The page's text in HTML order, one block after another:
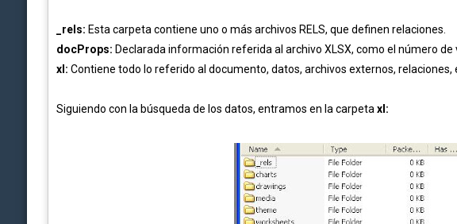
_rels: Esta carpeta contiene uno o más archivos RELS, que definen relaciones.
docProps: Declarada información referida al archivo XLSX, como el número de
xl: Contiene todo lo referido al documento, datos, archivos externos, relaciones,
Siguiendo con la búsqueda de los datos, entramos en la carpetaxl: